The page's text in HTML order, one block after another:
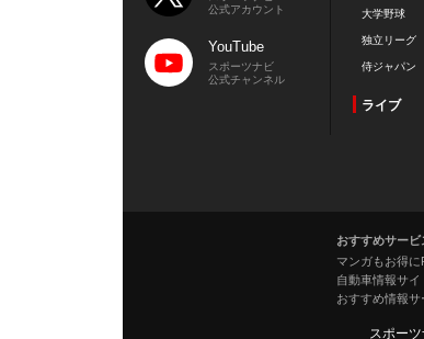
公式アカウント
YouTube
スポーツナビ
公式チャンネル
大学野球
独立リーグ
侍ジャパン
ライブ
おすすめサービ
マンガもお得
自動車情報サイ
おすすめ情報サ
スポー